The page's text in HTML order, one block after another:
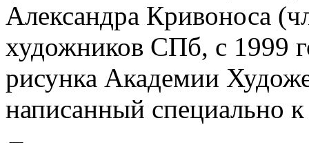
Александра Кривоноса
художников СПб, с 1999
рисунка Академии
написанный специально